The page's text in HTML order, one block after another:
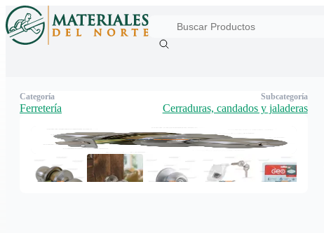
Categoría
Ferretería
Subcategoría
Cerraduras, candados y jaladeras